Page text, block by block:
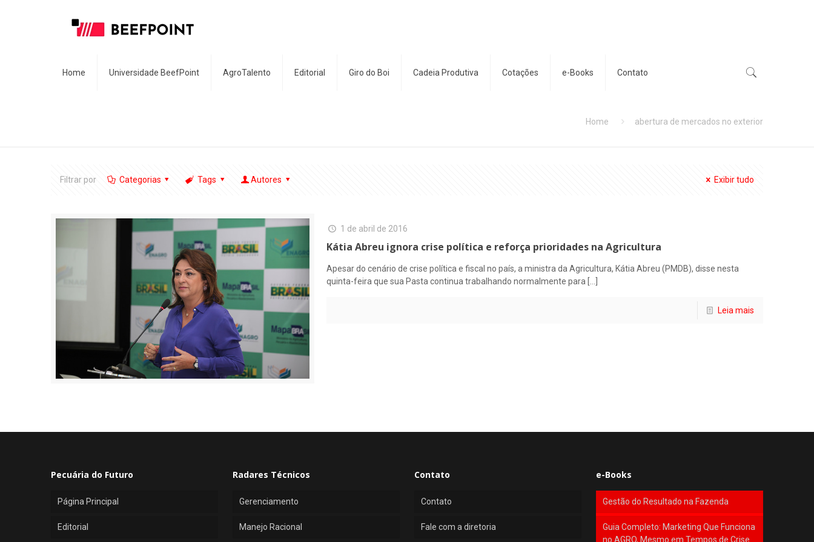
Home Universidade BeefPoint AgroTalento Editorial Giro do Boi Cadeia Produtiva Cotações e-Books Contato
Home abertura de mercados no exterior
Filtrar por Categorias Tags Autores Exibir tudo
1 de abril de 2016
Kátia Abreu ignora crise política e reforça prioridades na Agricultura
Apesar do cenário de crise política e fiscal no país, a ministra da Agricultura, Kátia Abreu (PMDB), disse nesta
quinta-feira que sua Pasta continua trabalhando normalmente para
Leia mais
Pecuária do Futuro
Página Principal
Editorial
Radares Técnicos
Gerenciamento
Manejo Racional
Contato
Contato
Fale com a diretoria
e-Books
Gestão do Resultado na Fazenda
Guia Completo: Marketing Que Funciona
no AGRO, Mesmo em Tempos de Crise